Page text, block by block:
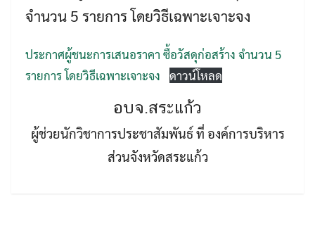
จำนวน 5 รายการ โดยวิธีเฉพาะเจาะจง
ประกาศผู้ชนะการเสนอราคา ซื้อวัสดุก่อสร้าง จำนวน 5
รายการ โดยวิธีเฉพาะเจาะจง
ดาวน์โหลด
อบจ.สระแก้ว
ผู้ช่วยนักวิชาการประชาสัมพันธ์ ที่ องค์การบริหาร
ส่วนจังหวัดสระแก้ว